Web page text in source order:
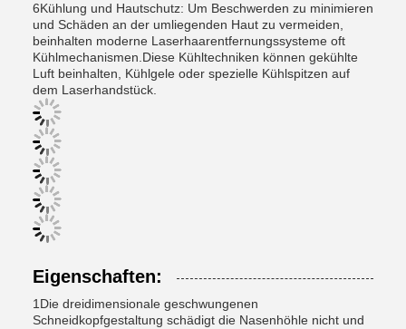
6Kühlung und Hautschutz: Um Beschwerden zu minimieren
und Schäden an der umliegenden Haut zu vermeiden,
beinhalten moderne Laserhaarentfernungssysteme oft
Kühlmechanismen.Diese Kühltechniken können gekühlte
Luft beinhalten, Kühlgele oder spezielle Kühlspitzen auf
dem Laserhandstück.
Eigenschaften:
1Die dreidimensionale geschwungenen
Schneidkopfgestaltung schädigt die Nasenhöhle nicht und